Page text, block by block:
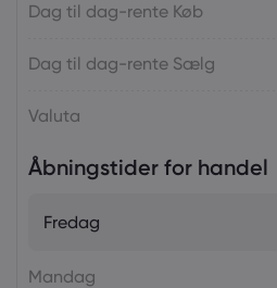
Dag til dag-rente Køb
Dag til dag-rente Sælg
Valuta
Åbningstider for handel
Fredag
Mandag